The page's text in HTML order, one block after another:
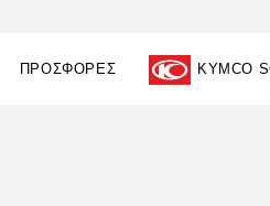
ΠΡΟΣΦΟΡΈΣ KYMCO